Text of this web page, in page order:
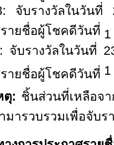
จับรางวัลในวันที่
ายชื่อผู้โชคดีวันที่ 1
จับรางวัลในวันที่
ายชื่อผู้โชคดีวันที่ 1
ตุ: ชิ้นส่วนที่เหลือจ
มารวบรวมเพื่อจับร